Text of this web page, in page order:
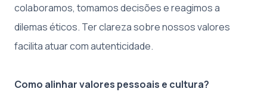
colaboramos, tomamos decisões e reagimos a
dilemas éticos. Ter clareza sobre nossos valores
facilita atuar com autenticidade.
Como alinhar valores pessoais e cultura?